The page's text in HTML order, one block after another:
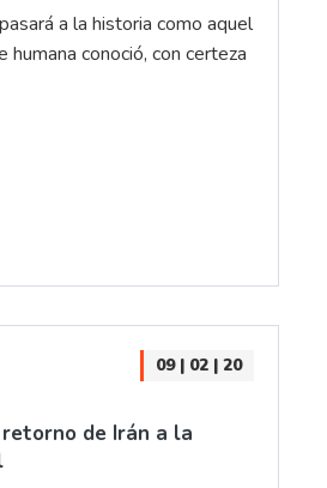
a la historia como aquel
humana conoció, con certeza
09 | 02 | 20
de Irán a la